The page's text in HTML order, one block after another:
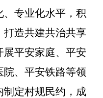
专业化水平，积
打造共建共治共享
展平安家庭、平安
、平安铁路等领
定村规民约，成